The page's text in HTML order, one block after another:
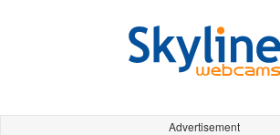
Advertisement